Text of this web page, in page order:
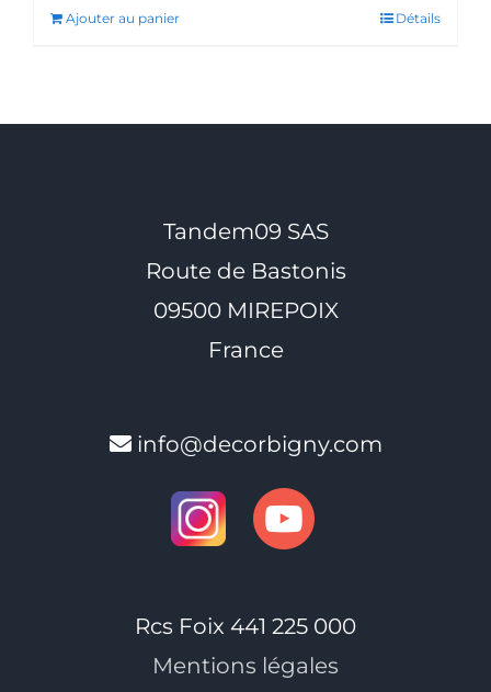
Ajouter au panier Détails
Tandem09 SAS
Route de Bastonis
09500 MIREPOIX
France
info@decorbigny.com
Rcs Foix 441 225 000
Mentions légales